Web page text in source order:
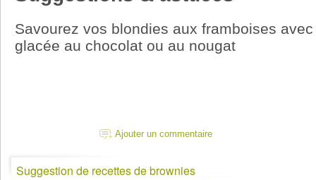
Savourez vos blondies aux framboises
glacée au chocolat ou au nougat
Ajouter un commentaire
Suggestion de recettes de brownies